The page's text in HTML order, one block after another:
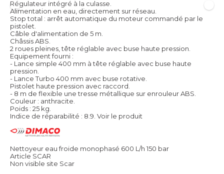
Régulateur intégré à la culasse.
Alimentation en eau, directement sur réseau.
Stop total : arrêt automatique du moteur commandé par le
pistolet.
Câble d'alimentation de 5 m.
Châssis ABS.
2 roues pleines, tête réglable avec buse haute pression.
Equipement fourni :
- Lance simple 400 mm à tête réglable avec buse haute
pression.
- Lance Turbo 400 mm avec buse rotative.
Pistolet haute pression avec raccord.
- 8 m de flexible une tresse métallique sur enrouleur ABS.
Couleur : anthracite.
Poids : 25 kg.
Indice de réparabilité : 8.9. Voir le produit
Nettoyeur eau froide monophasé 600 L/h 150 bar
Article SCAR
Non visible site Scar